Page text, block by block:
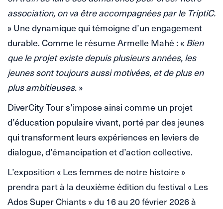
association, on va être accompagnées par le TriptiC.
» Une dynamique qui témoigne d’un engagement
durable. Comme le résume Armelle Mahé : «Bien
que le projet existe depuis plusieurs années, les
jeunes sont toujours aussi motivées, et de plus en
plus ambitieuses.»
DiverCity Tour s’impose ainsi comme un projet
d’éducation populaire vivant, porté par des jeunes
qui transforment leurs expériences en leviers de
dialogue, d’émancipation et d’action collective.
L’exposition « Les femmes de notre histoire »
prendra part à la deuxième édition du festival « Les
Ados Super Chiants » du 16 au 20 février 2026 à